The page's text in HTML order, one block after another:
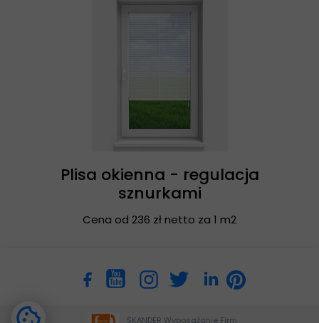
Plisa okienna - regulacja
sznurkami
Cena od 236 zł netto za 1 m2
SKANDER Wyposażanie Firm